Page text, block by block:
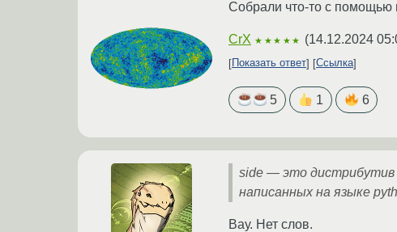
Собрали что-то с помощью
CrX ★★★★★ (14.12.2024
Показать ответ Ссылка
5 1 6
side — это дистрибутив
написанных на языке
Вау. Нет слов.